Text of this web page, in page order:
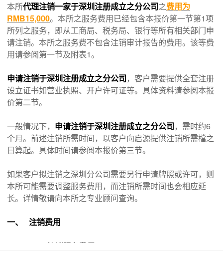
本所代理注销一家于深圳注册成立之分公司之费用为
RMB15,000。本所之服务费用已经包含本报价第一节第1项
所列之服务，即从工商局、税务局、银行等所有相关部门申
请注销。本所之服务费不包含注销审计报告的费用。该等费
用请参阅第一节及附表1。
申请注销于深圳注册成立之分公司，客户需要提供全套注册
设立证书如营业执照、开户许可证等。具体资料请参阅本报
价第二节。
一般情况下， 申请注销于深圳注册成立之分公司，需时约6
个月。前述注销所需时间，以客户向启源提供注销所需檔之
日算起。具体时间请参阅本报价第三节。
如果客户拟注销之深圳分公司需要另行申请牌照或许可，则
本所可能需要调整服务费用，而注销所需时间也会相应延
长。详情敬请向本所之专业顾问查询。
一、 注销费用
1、 注销服务费用